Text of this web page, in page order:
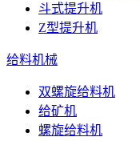
斗式提升机
Z型提升机
给料机械
双螺旋给料机
给矿机
螺旋给料机